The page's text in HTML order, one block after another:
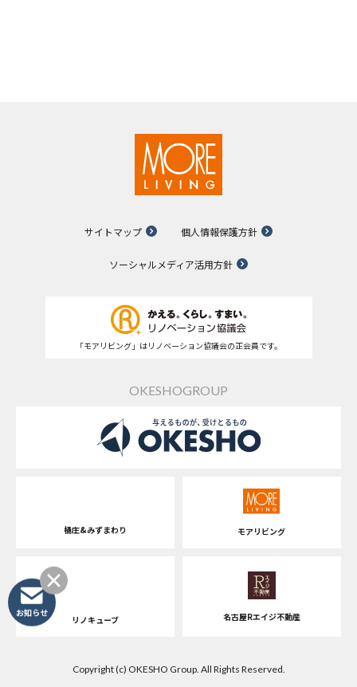
サイトマップ 個人情報保護方針
ソーシャルメディア活用方針
「モアリビング」はリノベーション協議会の正会員です。
OKESHOGROUP
桶庄&みずまわり モアリビング
リノキューブ 名古屋Rエイジ不動産
Copyright (c) OKESHO Group. All Rights Reserved.
お知らせ